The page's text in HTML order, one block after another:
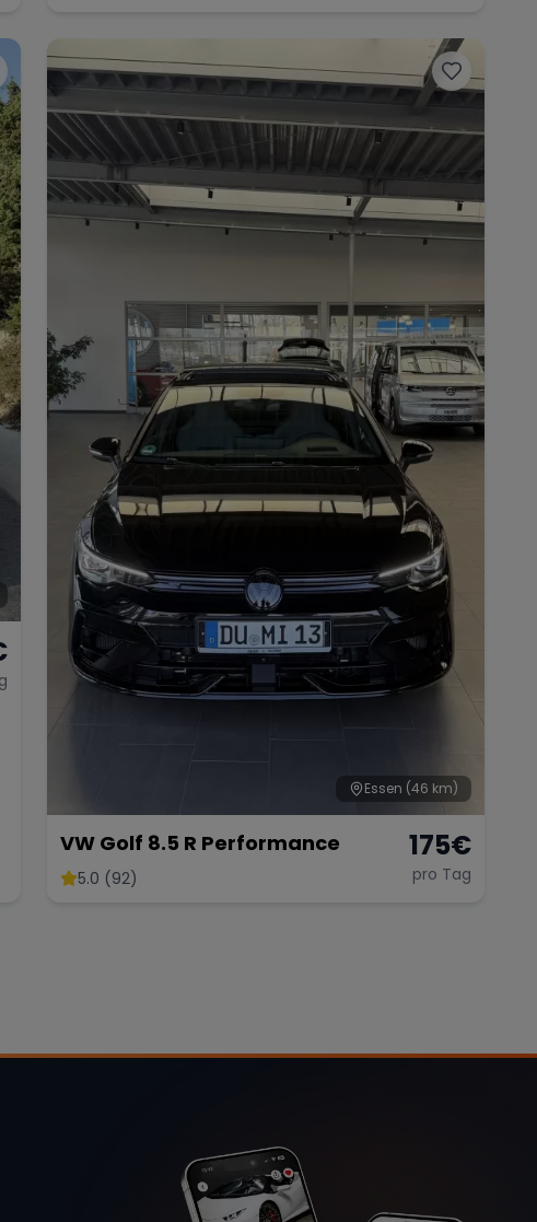
Essen (46 km)
VW Golf 8.5 R Performance
5.0 (92)
175€
pro Tag